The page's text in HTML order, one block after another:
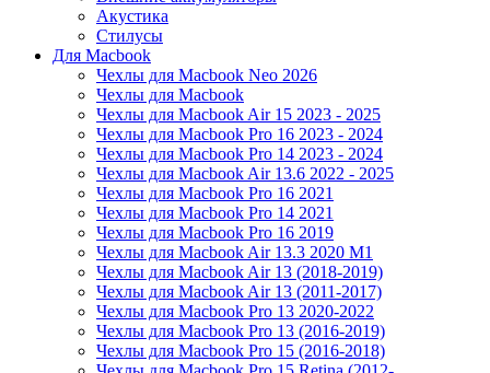
Акустика
Стилусы
Для Macbook
Чехлы для Macbook Neo 2026
Чехлы для Macbook
Чехлы для Macbook Air 15 2023 - 2025
Чехлы для Macbook Pro 16 2023 - 2024
Чехлы для Macbook Pro 14 2023 - 2024
Чехлы для Macbook Air 13.6 2022 - 2025
Чехлы для Macbook Pro 16 2021
Чехлы для Macbook Pro 14 2021
Чехлы для Macbook Pro 16 2019
Чехлы для Macbook Air 13.3 2020 M1
Чехлы для Macbook Air 13 (2018-2019)
Чехлы для Macbook Air 13 (2011-2017)
Чехлы для Macbook Pro 13 2020-2022
Чехлы для Macbook Pro 13 (2016-2019)
Чехлы для Macbook Pro 15 (2016-2018)